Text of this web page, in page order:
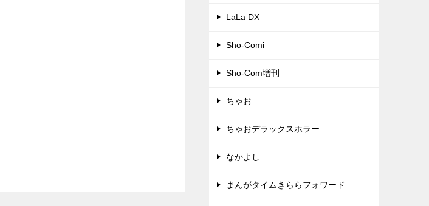
LaLa DX
Sho-Comi
Sho-Com増刊
ちゃお
ちゃおデラックスホラー
なかよし
まんがタイムきららフォワード